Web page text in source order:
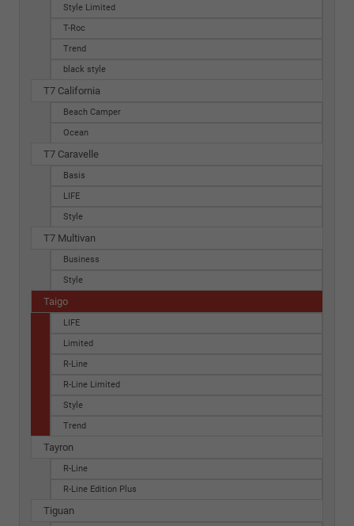
Style Limited
T-Roc
Trend
black style
T7 California
Beach Camper
Ocean
T7 Caravelle
Basis
LIFE
Style
T7 Multivan
Business
Style
Taigo
LIFE
Limited
R-Line
R-Line Limited
Style
Trend
Tayron
R-Line
R-Line Edition Plus
Tiguan